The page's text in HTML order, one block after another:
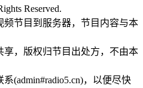
Reserved.
节目到服务器，节目内容与本
，版权归节目出处方，不由本
(admin#radio5.cn)，以便尽快